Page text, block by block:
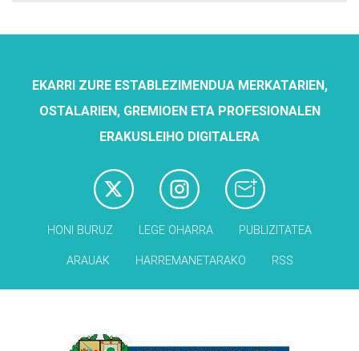
EKARRI ZURE ESTABLEZIMENDUA MERKATARIEN,
OSTALARIEN, GREMIOEN ETA PROFESIONALEN
ERAKUSLEIHO DIGITALERA
HONI BURUZ LEGE OHARRA PUBLIZITATEA
ARAUAK HARREMANETARAKO RSS